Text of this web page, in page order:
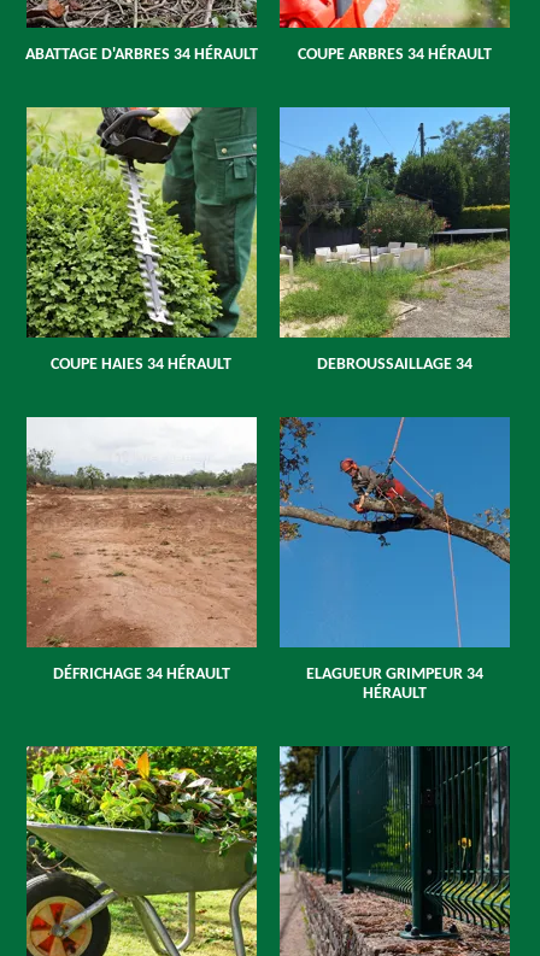
ABATTAGE D'ARBRES 34 HÉRAULT COUPE ARBRES 34 HÉRAULT
COUPE HAIES 34 HÉRAULT DEBROUSSAILLAGE 34
DÉFRICHAGE 34 HÉRAULT
ELAGUEUR GRIMPEUR 34
HÉRAULT